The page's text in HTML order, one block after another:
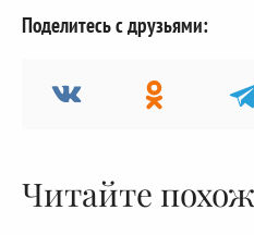
Поделитесь с друзьями:
Читайте